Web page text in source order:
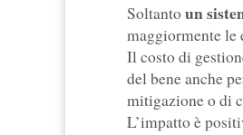
Soltantoun
maggiormente
Il costo di
del bene anche
mitigazione o di
L’impatto è